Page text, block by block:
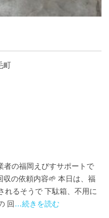
町
者の福岡えびすサポートで
の依頼内容🌱 本日は、福
れるそうで 下駄箱、不用に
回 …続きを読む